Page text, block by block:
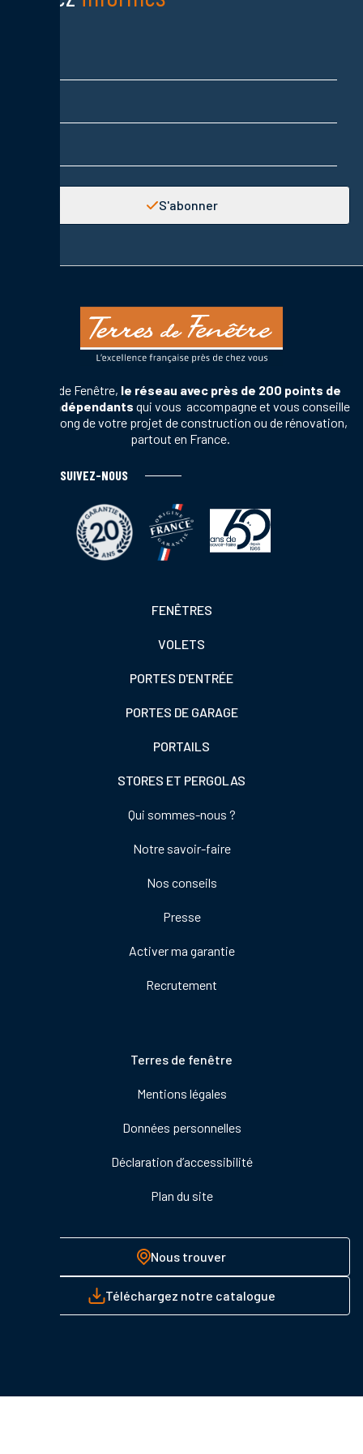
S'abonner
Terres de Fenêtre, le réseau avec près de 200 points de
vente indépendants qui vous accompagne et vous conseille
tout au long de votre projet de construction ou de rénovation,
partout en France.
SUIVEZ-NOUS
FENÊTRES
VOLETS
PORTES D'ENTRÉE
PORTES DE GARAGE
PORTAILS
STORES ET PERGOLAS
Qui sommes-nous ?
Notre savoir-faire
Nos conseils
Presse
Activer ma garantie
Recrutement
Terres de fenêtre
Mentions légales
Données personnelles
Déclaration d’accessibilité
Plan du site
Nous trouver
Téléchargez notre catalogue